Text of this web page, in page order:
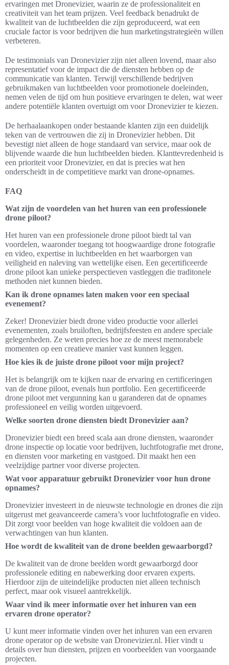
ervaringen met Dronevizier, waarin ze de professionaliteit en
creativiteit van het team prijzen. Veel feedback benadrukt de
kwaliteit van de luchtbeelden die zijn geproduceerd, wat een
cruciale factor is voor bedrijven die hun marketingstrategieën willen
verbeteren.
De testimonials van Dronevizier zijn niet alleen lovend, maar also
representatief voor de impact die de diensten hebben op de
communicatie van klanten. Terwijl verschillende bedrijven
gebruikmaken van luchtbeelden voor promotionele doeleinden,
nemen velen de tijd om hun positieve ervaringen te delen, wat weer
andere potentiële klanten overtuigt om voor Dronevizier te kiezen.
De herhaalaankopen onder bestaande klanten zijn een duidelijk
teken van de vertrouwen die zij in Dronevizier hebben. Dit
bevestigt niet alleen de hoge standaard van service, maar ook de
blijvende waarde die hun luchtbeelden bieden. Klanttevredenheid is
een prioriteit voor Dronevizier, en dat is precies wat hen
onderscheidt in de competitieve markt van drone-opnames.
FAQ
Wat zijn de voordelen van het huren van een professionele
drone piloot?
Het huren van een professionele drone piloot biedt tal van
voordelen, waaronder toegang tot hoogwaardige drone fotografie
en video, expertise in luchtbeelden en het waarborgen van
veiligheid en naleving van wettelijke eisen. Een gecertificeerde
drone piloot kan unieke perspectieven vastleggen die traditonele
methoden niet kunnen bieden.
Kan ik drone opnames laten maken voor een speciaal
evenement?
Zeker! Dronevizier biedt drone video productie voor allerlei
evenementen, zoals bruiloften, bedrijfsfeesten en andere speciale
gelegenheden. Ze weten precies hoe ze de meest memorabele
momenten op een creatieve manier vast kunnen leggen.
Hoe kies ik de juiste drone piloot voor mijn project?
Het is belangrijk om te kijken naar de ervaring en certificeringen
van de drone piloot, evenals hun portfolio. Een gecertificeerde
drone piloot met vergunning kan u garanderen dat de opnames
professioneel en veilig worden uitgevoerd.
Welke soorten drone diensten biedt Dronevizier aan?
Dronevizier biedt een breed scala aan drone diensten, waaronder
drone inspectie op locatie voor bedrijven, luchtfotografie met drone,
en diensten voor marketing en vastgoed. Dit maakt hen een
veelzijdige partner voor diverse projecten.
Wat voor apparatuur gebruikt Dronevizier voor hun drone
opnames?
Dronevizier investeert in de nieuwste technologie en drones die zijn
uitgerust met geavanceerde camera’s voor luchtfotografie en video.
Dit zorgt voor beelden van hoge kwaliteit die voldoen aan de
verwachtingen van hun klanten.
Hoe wordt de kwaliteit van de drone beelden gewaarborgd?
De kwaliteit van de drone beelden wordt gewaarborgd door
professionele editing en nabewerking door ervaren experts.
Hierdoor zijn de uiteindelijke producten niet alleen technisch
perfect, maar ook visueel aantrekkelijk.
Waar vind ik meer informatie over het inhuren van een
ervaren drone operator?
U kunt meer informatie vinden over het inhuren van een ervaren
drone operator op de website van Dronevizier.nl. Hier vindt u
details over hun diensten, prijzen en voorbeelden van voorgaande
projecten.